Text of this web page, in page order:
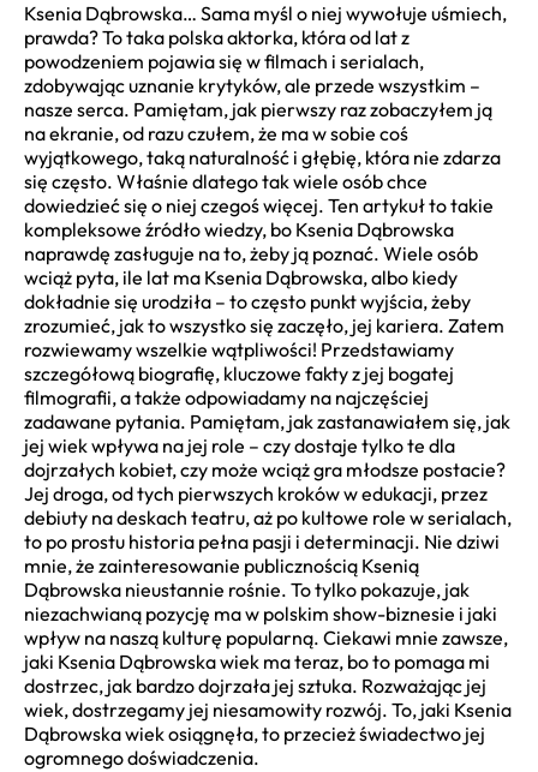
Ksenia Dąbrowska… Sama myśl o niej wywołuje uśmiech,
prawda? To taka polska aktorka, która od lat z
powodzeniem pojawia się w filmach i serialach,
zdobywając uznanie krytyków, ale przede wszystkim –
nasze serca. Pamiętam, jak pierwszy raz zobaczyłem ją
na ekranie, od razu czułem, że ma w sobie coś
wyjątkowego, taką naturalność i głębię, która nie zdarza
się często. Właśnie dlatego tak wiele osób chce
dowiedzieć się o niej czegoś więcej. Ten artykuł to takie
kompleksowe źródło wiedzy, bo Ksenia Dąbrowska
naprawdę zasługuje na to, żeby ją poznać. Wiele osób
wciąż pyta, ile lat ma Ksenia Dąbrowska, albo kiedy
dokładnie się urodziła – to często punkt wyjścia, żeby
zrozumieć, jak to wszystko się zaczęło, jej kariera. Zatem
rozwiewamy wszelkie wątpliwości! Przedstawiamy
szczegółową biografię, kluczowe fakty z jej bogatej
filmografii, a także odpowiadamy na najczęściej
zadawane pytania. Pamiętam, jak zastanawiałem się, jak
jej wiek wpływa na jej role – czy dostaje tylko te dla
dojrzałych kobiet, czy może wciąż gra młodsze postacie?
Jej droga, od tych pierwszych kroków w edukacji, przez
debiuty na deskach teatru, aż po kultowe role w serialach,
to po prostu historia pełna pasji i determinacji. Nie dziwi
mnie, że zainteresowanie publicznością Ksenią
Dąbrowska nieustannie rośnie. To tylko pokazuje, jak
niezachwianą pozycję ma w polskim show-biznesie i jaki
wpływ na naszą kulturę popularną. Ciekawi mnie zawsze,
jaki Ksenia Dąbrowska wiek ma teraz, bo to pomaga mi
dostrzec, jak bardzo dojrzała jej sztuka. Rozważając jej
wiek, dostrzegamy jej niesamowity rozwój. To, jaki Ksenia
Dąbrowska wiek osiągnęła, to przecież świadectwo jej
ogromnego doświadczenia.